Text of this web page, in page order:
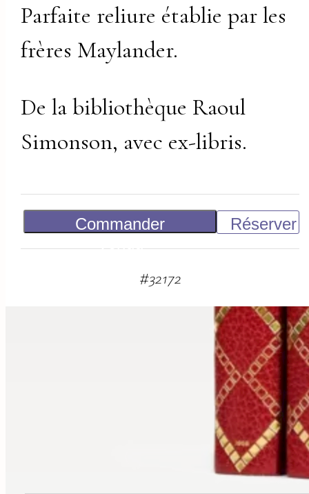
Parfaite reliure établie par les
frères Maylander.
De la bibliothèque Raoul
Simonson, avec ex-libris.
Commander
Réserver
#32172
suggestions